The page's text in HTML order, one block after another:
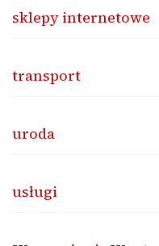
sklepy internetowe
transport
uroda
usługi